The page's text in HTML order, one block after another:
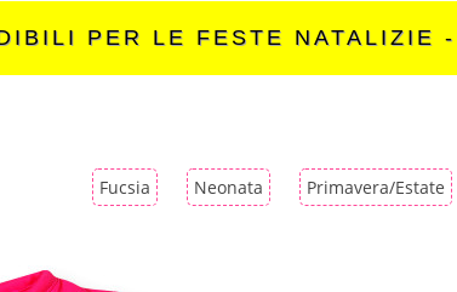
PER LE FESTE NATALIZIE
Fucsia Neonata Primavera/Estate